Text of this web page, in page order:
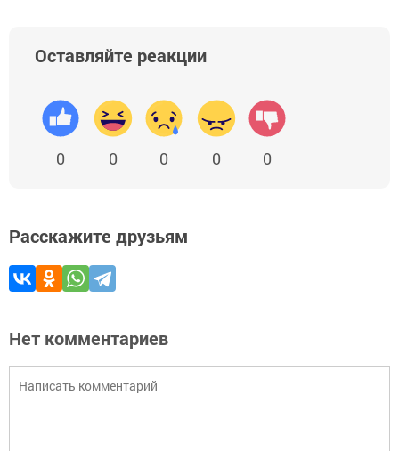
Оставляйте реакции
0 0 0 0 0
Расскажите друзьям
Нет комментариев